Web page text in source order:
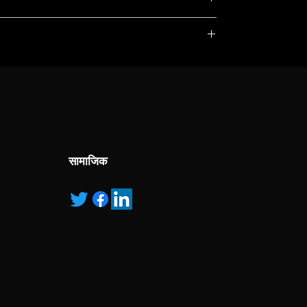
with the listed products, it is only used for the
own manufactured, “ad” means authorised
सामाजिक